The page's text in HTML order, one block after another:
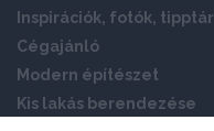
Inspirációk, fotók, tipptár
Cégajánló
Modern építészet
Kis lakás berendezése